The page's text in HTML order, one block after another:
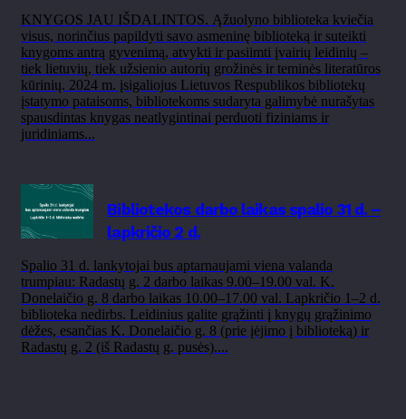
KNYGOS JAU IŠDALINTOS. Ąžuolyno biblioteka kviečia
visus, norinčius papildyti savo asmeninę biblioteką ir suteikti
knygoms antrą gyvenimą, atvykti ir pasiimti įvairių leidinių –
tiek lietuvių, tiek užsienio autorių grožinės ir teminės literatūros
kūrinių. 2024 m. įsigaliojus Lietuvos Respublikos bibliotekų
įstatymo pataisoms, bibliotekoms sudaryta galimybė nurašytas
spausdintas knygas neatlygintinai perduoti fiziniams ir
juridiniams...
Bibliotekos darbo laikas spalio 31 d. –
lapkričio 2 d.
Spalio 31 d. lankytojai bus aptarnaujami viena valanda
trumpiau: Radastų g. 2 darbo laikas 9.00–19.00 val. K.
Donelaičio g. 8 darbo laikas 10.00–17.00 val. Lapkričio 1–2 d.
biblioteka nedirbs. Leidinius galite grąžinti į knygų grąžinimo
dėžes, esančias K. Donelaičio g. 8 (prie įėjimo į biblioteką) ir
Radastų g. 2 (iš Radastų g. pusės)....